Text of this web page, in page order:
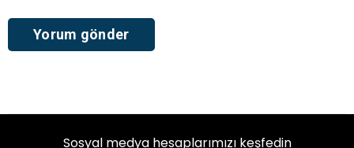
Sosyal medya hesaplarımızı keşfedin